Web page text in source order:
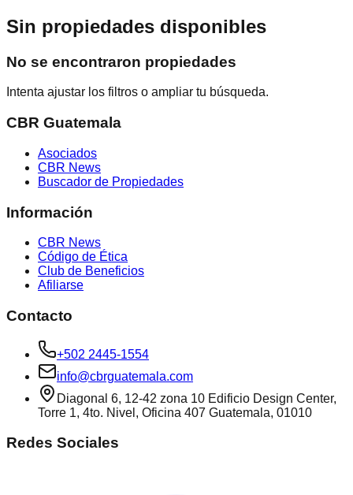
Sin propiedades disponibles
No se encontraron propiedades
Intenta ajustar los filtros o ampliar tu búsqueda.
CBR Guatemala
Asociados
CBR News
Buscador de Propiedades
Información
CBR News
Código de Ética
Club de Beneficios
Afiliarse
Contacto
+502 2445-1554
info@cbrguatemala.com
Diagonal 6, 12-42 zona 10 Edificio Design Center,
Torre 1, 4to. Nivel, Oficina 407 Guatemala, 01010
Redes Sociales